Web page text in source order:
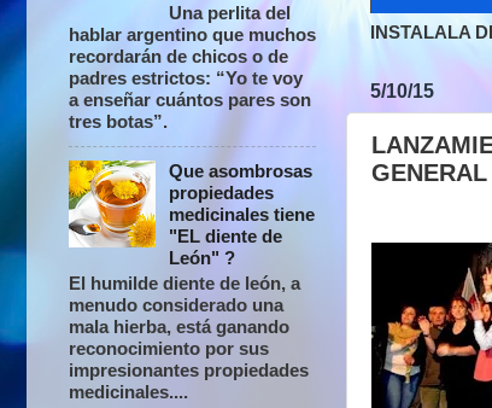
INSTALALA
5/10/15
Una perlita del
hablar argentino que muchos
recordarán de chicos o de
padres estrictos: “Yo te voy
a enseñar cuántos pares son
tres botas”.
Que asombrosas
propiedades
medicinales tiene
"EL diente de
León" ?
El humilde diente de león, a
menudo considerado una
mala hierba, está ganando
reconocimiento por sus
impresionantes propiedades
medicinales....